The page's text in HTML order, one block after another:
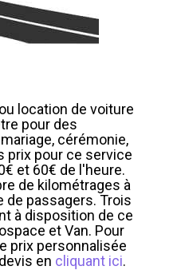
location de voiture
pour des
cérémonie,
prix pour ce service
et 60€ de l'heure.
de kilométrages à
de passagers. Trois
à disposition de ce
et Van. Pour
prix personnalisée
en cliquant ici.